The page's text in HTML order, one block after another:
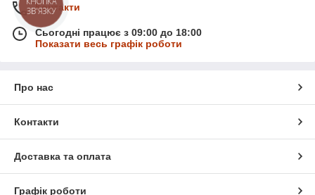
Контакти
Сьогодні працює з 09:00 до 18:00
Показати весь графік роботи
Про нас
Контакти
Доставка та оплата
Графік роботи